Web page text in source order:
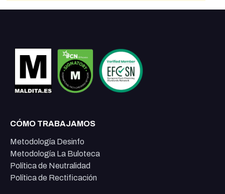
CÓMO TRABAJAMOS
Metodología Desinfo
Metodología La Buloteca
Política de Neutralidad
Política de Rectificación